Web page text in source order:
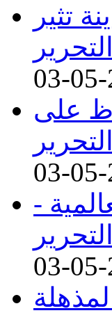
تثير
03-
على
03-
-
03-